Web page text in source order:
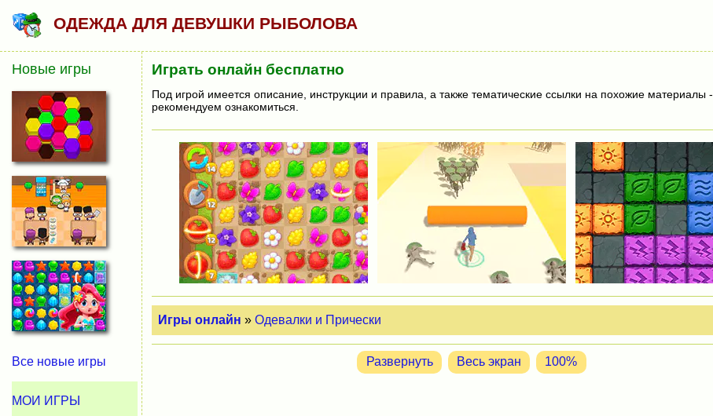
ОДЕЖДА ДЛЯ ДЕВУШКИ РЫБОЛОВА
Играть онлайн бесплатно
Под игрой имеется описание, инструкции и правила, а также тематические ссылки на похожие материалы -
рекомендуем ознакомиться.
Игры онлайн » Одевалки и Прически
Развернуть Весь экран 100%
Новые игры
Все новые игры
МОИ ИГРЫ